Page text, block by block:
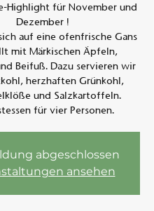
Highlight für November und
Dezember !
auf eine ofenfrische Gans
mit Märkischen Äpfeln,
Beifuß. Dazu servieren wir
herzhaften Grünkohl,
und Salzkartoffeln.
für vier Personen.
abgeschlossen
ansehen